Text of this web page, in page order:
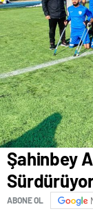
Şahinbey
ABONE OL